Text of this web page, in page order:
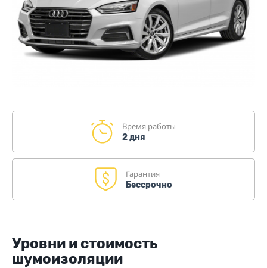
Время работы
2 дня
Гарантия
Бессрочно
Уровни и стоимость
шумоизоляции